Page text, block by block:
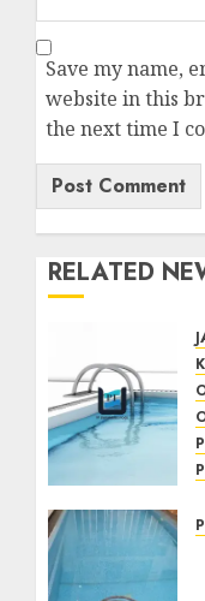
Save my name,
website in this
the next time I
RELATED